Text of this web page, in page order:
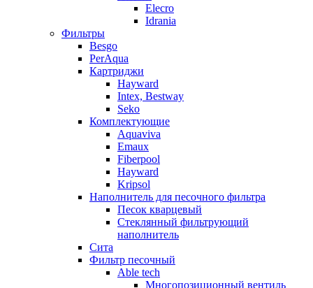
Elecro
Idrania
Фильтры
Besgo
PerAqua
Картриджи
Hayward
Intex, Bestway
Seko
Комплектующие
Aquaviva
Emaux
Fiberpool
Hayward
Kripsol
Наполнитель для песочного фильтра
Песок кварцевый
Стеклянный фильтрующий
наполнитель
Сита
Фильтр песочный
Able tech
Многопозиционный вентиль